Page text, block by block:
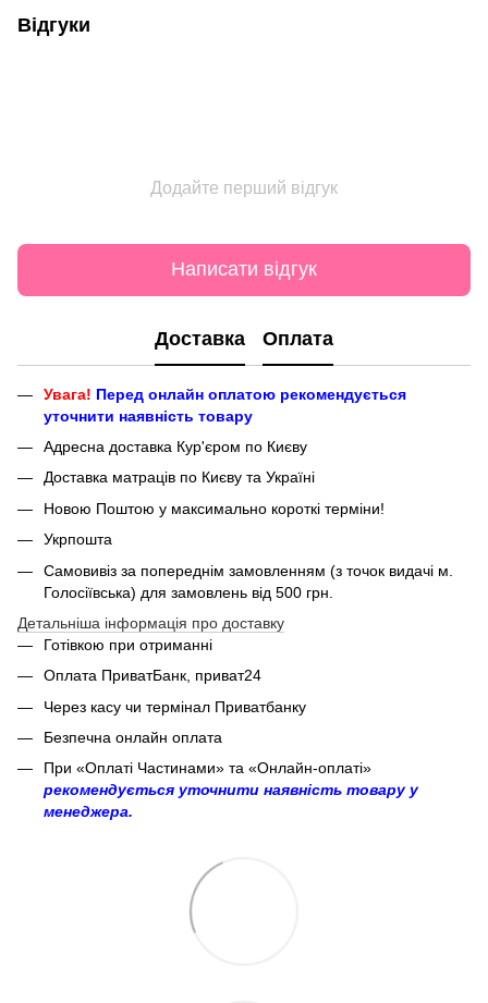
Відгуки
Додайте перший відгук
Написати відгук
Доставка Оплата
Увага! Перед онлайн оплатою рекомендується
уточнити наявність товару
Адресна доставка Кур'єром по Києву
Доставка матраців по Києву та Україні
Новою Поштою у максимально короткі терміни!
Укрпошта
Самовивіз за попереднім замовленням (з точок видачі м.
Голосіївська) для замовлень від 500 грн.
Детальніша інформація про доставку
Готівкою при отриманні
Оплата ПриватБанк, приват24
Через касу чи термінал Приватбанку
Безпечна онлайн оплата
При «Оплаті Частинами» та «Онлайн-оплаті»
рекомендується уточнити наявність товару у
менеджера.